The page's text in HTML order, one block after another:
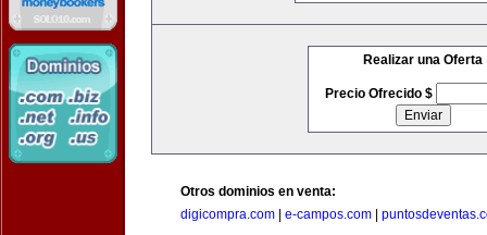
Realizar una Oferta
Precio Ofrecido $
Otros dominios en venta:
digicompra.com
e-campos.com